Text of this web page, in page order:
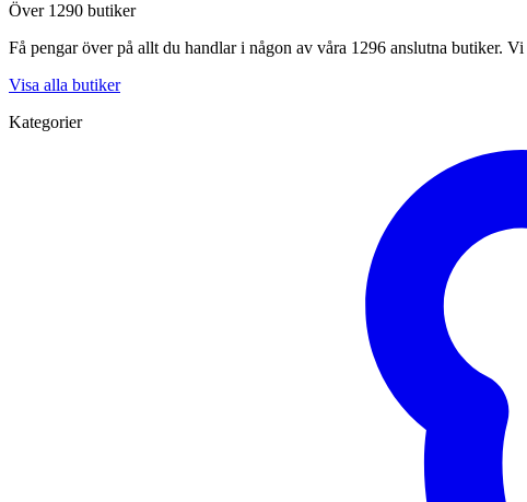
Över 1290 butiker
Få pengar över på allt du handlar i någon av våra 1296 anslutna butiker.
Visa alla butiker
Kategorier